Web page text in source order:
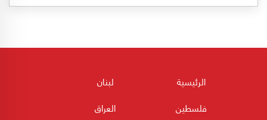
الرئيسية
لبنان
فلسطين
العراق